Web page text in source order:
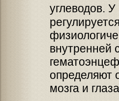
углеводов.
внутренней
определяют
мозга и